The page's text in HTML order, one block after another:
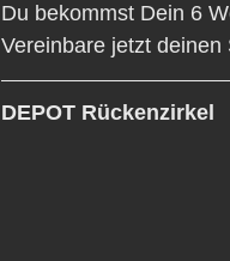
Du bekommst Dein 6
Vereinbare jetzt deinen
DEPOT Rückenzirkel